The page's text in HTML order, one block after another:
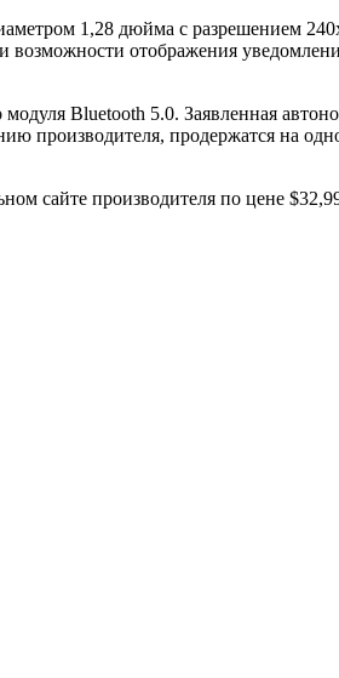
1,28 дюйма с разрешением
отображения
Bluetooth 5.0. Заявленная
производителя, продержатся на
сайте производителя по цене